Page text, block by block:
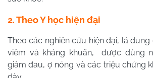
2. Theo Y học hiện đại
Theo các nghiên cứu hiện đại, lá dung
viêm và kháng khuẩn, được dùng
giảm đau, ợ nóng và các triệu chứng